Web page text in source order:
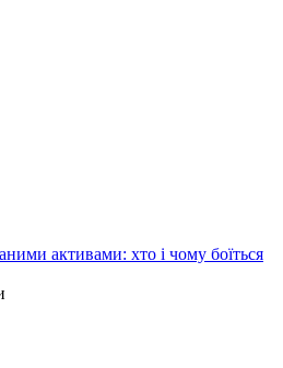
активами: хто і чому боїться